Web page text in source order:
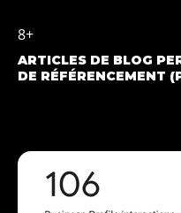
8+
ARTICLES DE BLOG
DE RÉFÉRENCEMENT